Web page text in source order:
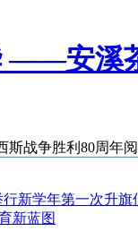
——安溪
战争胜利80周年
新学年第一次升旗
新蓝图